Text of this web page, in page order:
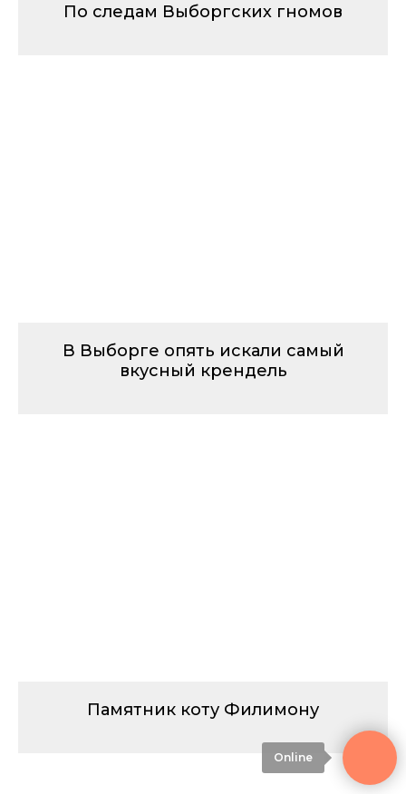
По следам Выборгских гномов
В Выборге опять искали самый
вкусный крендель
Памятник коту Филимону
Online